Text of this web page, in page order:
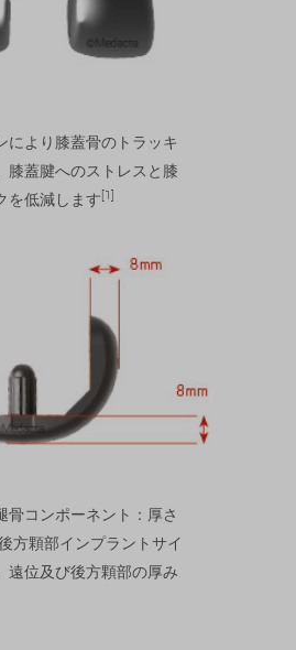
により膝蓋骨のトラッキ
膝蓋腱へのストレスと膝
を低減します[1]
骨コンポーネント：厚さ
方顆部インプラントサイ
遠位及び後方顆部の厚み